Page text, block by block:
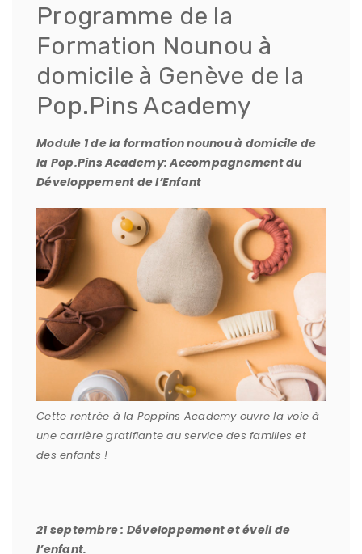
Programme de la
Formation Nounou à
domicile à Genève de la
Pop.Pins Academy
Module 1 de la formation nounou à domicile de
la Pop.Pins Academy: Accompagnement du
Développement de l’Enfant
Cette rentrée à la Poppins Academy ouvre la voie à
une carrière gratifiante au service des familles et
des enfants !
21 septembre : Développement et éveil de
l’enfant.